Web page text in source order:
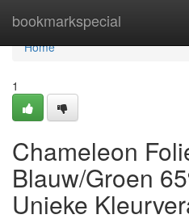
bookmarkspecial
Home
Home
1
Chameleon
Blauw/Groen
Unieke